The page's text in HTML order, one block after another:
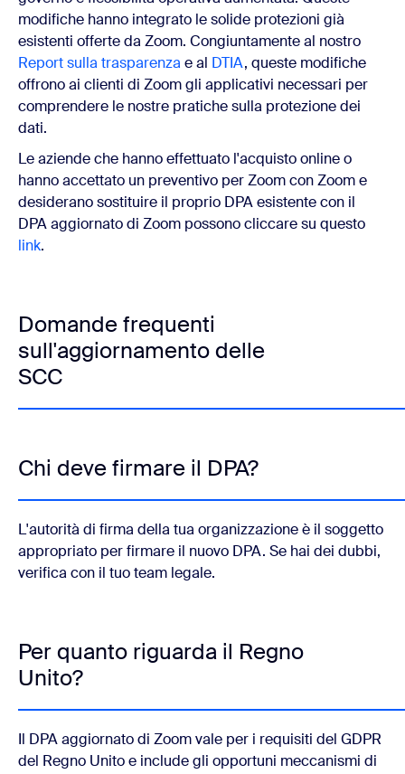
modifiche hanno integrato le solide protezioni già
esistenti offerte da Zoom. Congiuntamente al nostro
Report sulla trasparenza e al DTIA, queste modifiche
offrono ai clienti di Zoom gli applicativi necessari per
comprendere le nostre pratiche sulla protezione dei
dati.
Le aziende che hanno effettuato l'acquisto online o
hanno accettato un preventivo per Zoom con Zoom e
desiderano sostituire il proprio DPA esistente con il
DPA aggiornato di Zoom possono cliccare su questo
link.
Domande frequenti
sull'aggiornamento delle
SCC
Chi deve firmare il DPA?
L'autorità di firma della tua organizzazione è il soggetto
appropriato per firmare il nuovo DPA. Se hai dei dubbi,
verifica con il tuo team legale.
Per quanto riguarda il Regno
Unito?
Il DPA aggiornato di Zoom vale per i requisiti del GDPR
del Regno Unito e include gli opportuni meccanismi di